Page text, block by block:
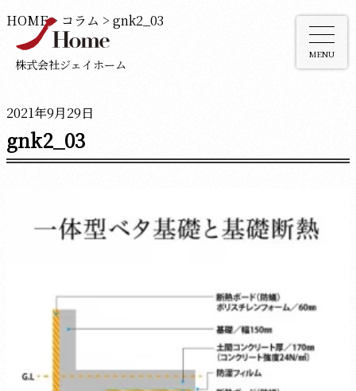
株式会社ジェイホーム
MENU
HOME> コラム > gnk2_03
2021年9月29日
gnk2_03